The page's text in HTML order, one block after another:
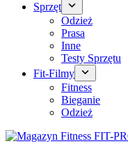
Sprzęt
Odzież
Prasa
Inne
Testy Sprzętu
Fit-Filmy
Fitness
Bieganie
Odzież